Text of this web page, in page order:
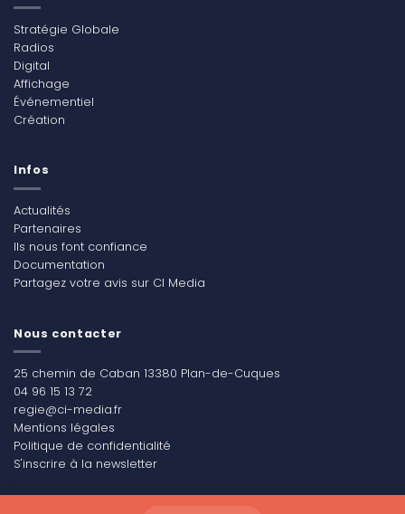
Stratégie Globale
Radios
Digital
Affichage
Événementiel
Création
Infos
Actualités
Partenaires
Ils nous font confiance
Documentation
Partagez votre avis sur CI Media
Nous contacter
25 chemin de Caban 13380 Plan-de-Cuques
04 96 15 13 72
regie@ci-media.fr
Mentions légales
Politique de confidentialité
S'inscrire à la newsletter